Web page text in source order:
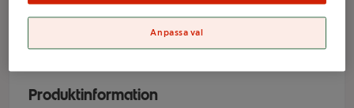
Fixor
Produktinformation
Anpassa val